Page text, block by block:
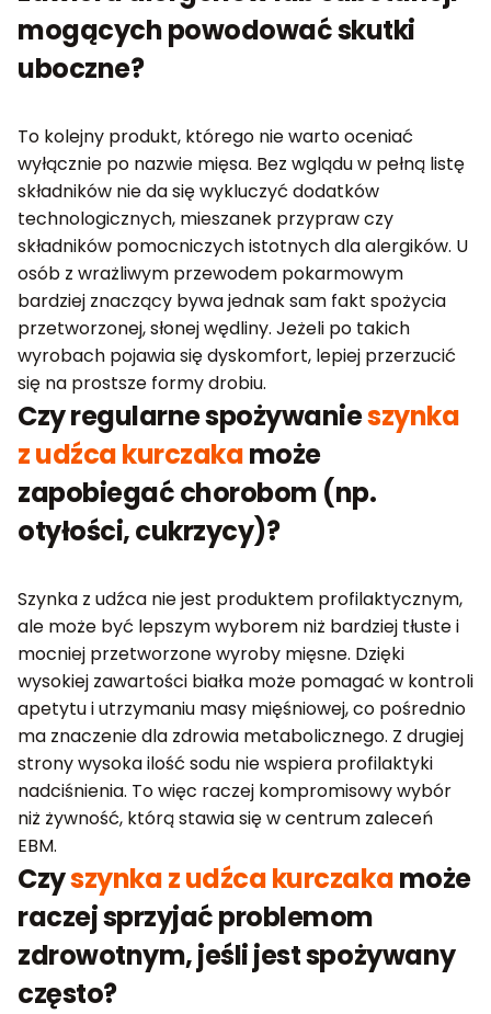
mogących powodować skutki
uboczne?
To kolejny produkt, którego nie warto oceniać
wyłącznie po nazwie mięsa. Bez wglądu w pełną listę
składników nie da się wykluczyć dodatków
technologicznych, mieszanek przypraw czy
składników pomocniczych istotnych dla alergików. U
osób z wrażliwym przewodem pokarmowym
bardziej znaczący bywa jednak sam fakt spożycia
przetworzonej, słonej wędliny. Jeżeli po takich
wyrobach pojawia się dyskomfort, lepiej przerzucić
się na prostsze formy drobiu.
Czy regularne spożywanieszynka
z udźca kurczakamoże
zapobiegać chorobom (np.
otyłości, cukrzycy)?
Szynka z udźca nie jest produktem profilaktycznym,
ale może być lepszym wyborem niż bardziej tłuste i
mocniej przetworzone wyroby mięsne. Dzięki
wysokiej zawartości białka może pomagać w kontroli
apetytu i utrzymaniu masy mięśniowej, co pośrednio
ma znaczenie dla zdrowia metabolicznego. Z drugiej
strony wysoka ilość sodu nie wspiera profilaktyki
nadciśnienia. To więc raczej kompromisowy wybór
niż żywność, którą stawia się w centrum zaleceń
EBM.
Czyszynka z udźca kurczakamoże
raczej sprzyjać problemom
zdrowotnym, jeśli jest spożywany
często?